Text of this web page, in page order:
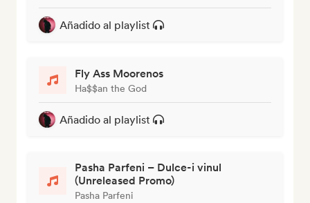
Añadido al playlist
Fly Ass Moorenos
Ha$$an the God
Añadido al playlist
Pasha Parfeni – Dulce-i vinul
(Unreleased Promo)
Pasha Parfeni